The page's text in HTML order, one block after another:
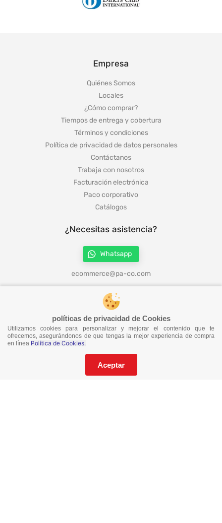
políticas de privacidad de Cookies
Utilizamos cookies para personalizar y mejorar el contenido que te
ofrecemos, asegurándonos de que tengas la mejor experiencia de compra
en línea Política de Cookies.
Aceptar
Empresa
Quiénes Somos
Locales
¿Cómo comprar?
Tiempos de entrega y cobertura
Términos y condiciones
Política de privacidad de datos personales
Contáctanos
Trabaja con nosotros
Facturación electrónica
Paco corporativo
Catálogos
¿Necesitas asistencia?
Whatsapp
ecommerce@pa-co.com
¡Síguenos en redes!
¡No te pierdas nuestras ofertas!
Suscríbete a nuestro Catalogo